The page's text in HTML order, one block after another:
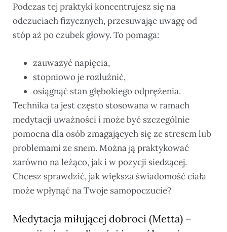
Podczas tej praktyki koncentrujesz się na
odczuciach fizycznych, przesuwając uwagę od
stóp aż po czubek głowy. To pomaga:
zauważyć napięcia,
stopniowo je rozluźnić,
osiągnąć stan głębokiego odprężenia.
Technika ta jest często stosowana w ramach
medytacji uważności i może być szczególnie
pomocna dla osób zmagających się ze stresem lub
problemami ze snem. Można ją praktykować
zarówno na leżąco, jak i w pozycji siedzącej.
Chcesz sprawdzić, jak większa świadomość ciała
może wpłynąć na Twoje samopoczucie?
Medytacja miłującej dobroci (Metta) –